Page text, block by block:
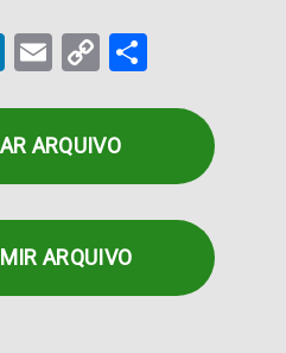
LinkedIn
Email
Copy
ARQUIVO
ARQUIVO